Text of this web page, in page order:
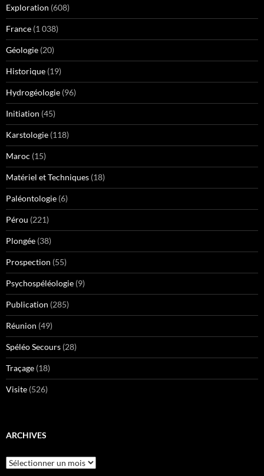
Exploration (608)
France (1 038)
Géologie (20)
Historique (19)
Hydrogéologie (96)
Initiation (45)
Karstologie (118)
Maroc (15)
Matériel et Techniques (18)
Paléontologie (6)
Pérou (221)
Plongée (38)
Prospection (55)
Psychospéléologie (9)
Publication (285)
Réunion (49)
Spéléo Secours (28)
Traçage (18)
Visite (526)
ARCHIVES
Archives